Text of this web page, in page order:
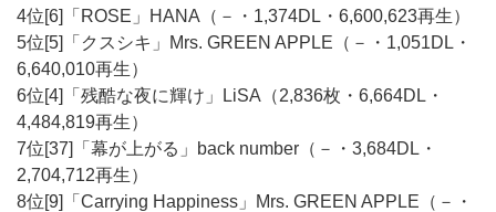
4位[6]「ROSE」HANA（－・1,374DL・6,600,623再生）
5位[5]「クスシキ」Mrs. GREEN APPLE（－・1,051DL・
6,640,010再生）
6位[4]「残酷な夜に輝け」LiSA（2,836枚・6,664DL・
4,484,819再生）
7位[37]「幕が上がる」back number（－・3,684DL・
2,704,712再生）
8位[9]「Carrying Happiness」Mrs. GREEN APPLE（－・